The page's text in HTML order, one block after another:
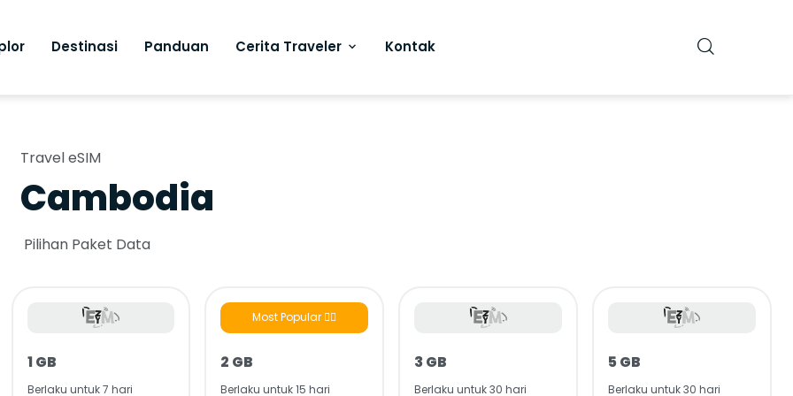
Destinasi Panduan Cerita Traveler Kontak
Travel eSIM
Cambodia
Pilihan Paket Data
1 GB
Berlaku untuk 7 hari
Most Popular 👍🏻
2 GB
Berlaku untuk 15 hari
3 GB
Berlaku untuk 30 hari
5 GB
Berlaku untuk 30 hari